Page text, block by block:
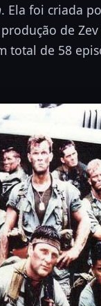
. Ela foi criada
de
total de 58